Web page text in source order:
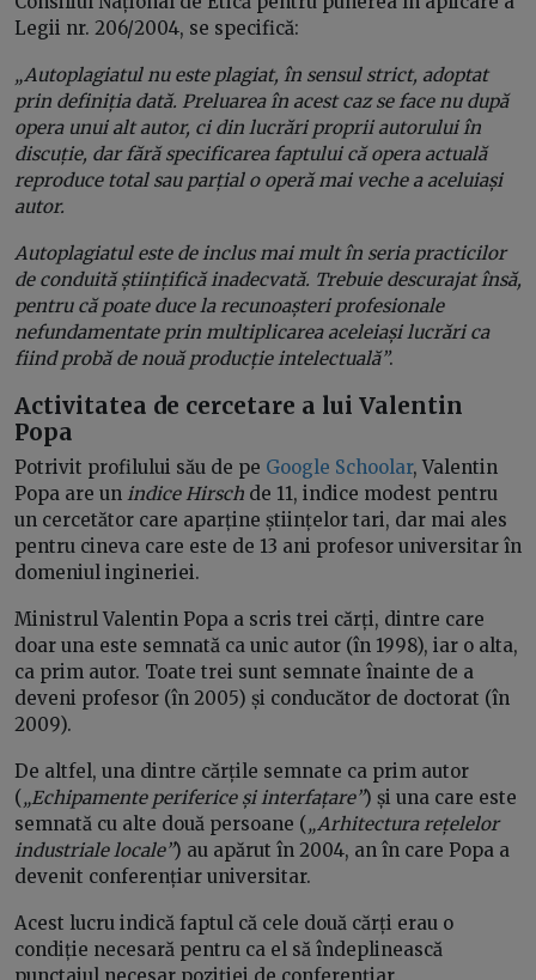
Legii nr. 206/2004, se specifică:
„Autoplagiatul nu este plagiat, în sensul strict, adoptat
prin definiția dată. Preluarea în acest caz se face nu după
opera unui alt autor, ci din lucrări proprii autorului în
discuție, dar fără specificarea faptului că opera actuală
reproduce total sau parțial o operă mai veche a aceluiași
autor.
Autoplagiatul este de inclus mai mult în seria practicilor
de conduită științifică inadecvată. Trebuie descurajat însă,
pentru că poate duce la recunoașteri profesionale
nefundamentate prin multiplicarea aceleiași lucrări ca
fiind probă de nouă producție intelectuală”.
Activitatea de cercetare a lui Valentin
Popa
Potrivit profilului său de pe Google Schoolar, Valentin
Popa are un indice Hirsch de 11, indice modest pentru
un cercetător care aparține științelor tari, dar mai ales
pentru cineva care este de 13 ani profesor universitar în
domeniul ingineriei.
Ministrul Valentin Popa a scris trei cărți, dintre care
doar una este semnată ca unic autor (în 1998), iar o alta,
ca prim autor. Toate trei sunt semnate înainte de a
deveni profesor (în 2005) și conducător de doctorat (în
2009).
De altfel, una dintre cărțile semnate ca prim autor
(„Echipamente periferice și interfațare”) și una care este
semnată cu alte două persoane („Arhitectura rețelelor
industriale locale”) au apărut în 2004, an în care Popa a
devenit conferențiar universitar.
Acest lucru indică faptul că cele două cărți erau o
condiție necesară pentru ca el să îndeplinească